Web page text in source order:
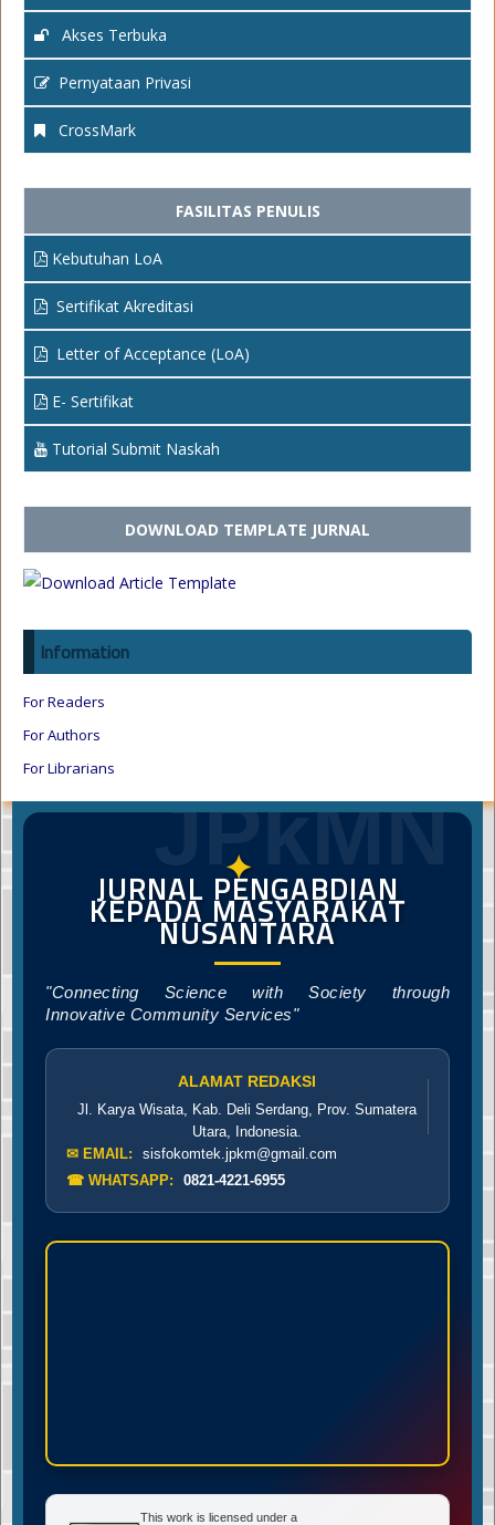
Akses Terbuka
Pernyataan Privasi
CrossMark
FASILITAS PENULIS
Kebutuhan LoA
Sertifikat Akreditasi
Letter of Acceptance (LoA)
E- Sertifikat
Tutorial Submit Naskah
DOWNLOAD TEMPLATE JURNAL
Information
For Readers
For Authors
For Librarians
JPkMN
✦
JURNAL PENGABDIAN
KEPADA MASYARAKAT
NUSANTARA
"Connecting Science with Society through
Innovative Community Services"
ALAMAT REDAKSI
Jl. Karya Wisata, Kab. Deli Serdang, Prov. Sumatera
Utara, Indonesia.
✉ EMAIL:
sisfokomtek.jpkm@gmail.com
☎ WHATSAPP:
0821-4221-6955
This work is licensed under a